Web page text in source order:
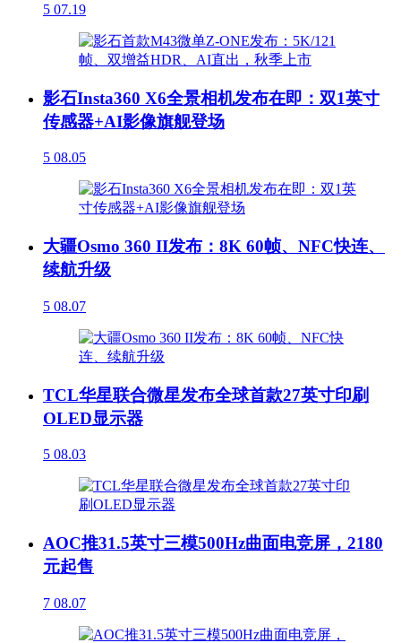
5 07.19
影石Insta360 X6全景相机发布在即：双1英寸
传感器+AI影像旗舰登场
5 08.05
大疆Osmo 360 II发布：8K 60帧、NFC快连、
续航升级
5 08.07
TCL华星联合微星发布全球首款27英寸印刷
OLED显示器
5 08.03
AOC推31.5英寸三模500Hz曲面电竞屏，2180
元起售
7 08.07